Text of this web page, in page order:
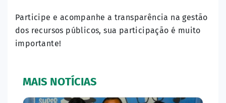
Participe e acompanhe a transparência na gestão
dos recursos públicos, sua participação é muito
importante!
MAIS NOTÍCIAS